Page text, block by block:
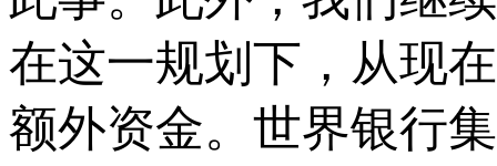
在这一规划下，从现
额外资金。世界银行